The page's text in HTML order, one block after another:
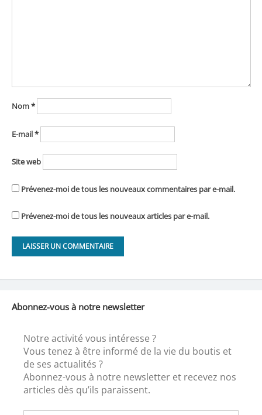
Nom*
E-mail*
Site web
Prévenez-moi de tous les nouveaux commentaires par e-mail.
Prévenez-moi de tous les nouveaux articles par e-mail.
Abonnez-vous à notre newsletter
Notre activité vous intéresse ?
Vous tenez à être informé de la vie du boutis et
de ses actualités ?
Abonnez-vous à notre newsletter et recevez nos
articles dès qu’ils paraissent.